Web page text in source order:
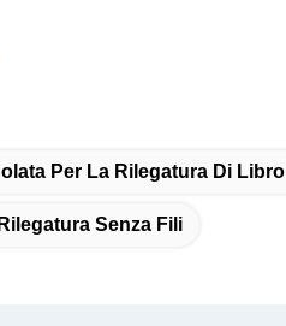
Per La Rilegatura Di Libro
Senza Fili